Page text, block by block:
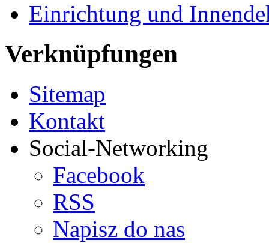
Einrichtung und
Verknüpfungen
Sitemap
Kontakt
Social-Networking
Facebook
RSS
Napisz do nas